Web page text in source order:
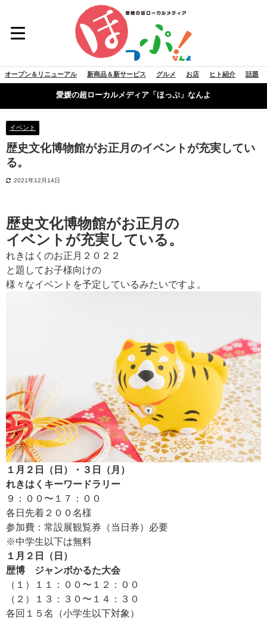
オープン＆リニューアル 新商品＆新サービス グルメ お店 ヒト紹介 話題
愛媛の超ローカルメディア「ほっぷ」なんよ
イベント
歴史文化博物館がお正月のイベントが充実してい
る。
2021年12月14日
歴史文化博物館がお正月の
イベントが充実している。
れきはくのお正月２０２２
と題してお子様向けの
様々なイベントを予定しているみたいですよ。
１月２日（日）・３日（月）
れきはくキーワードラリー
９：００〜１７：００
各日先着２００名様
参加費：常設展観覧券（当日券）必要
※中学生以下は無料
１月２日（日）
歴博 ジャンボかるた大会
（１）１１：００〜１２：００
（２）１３：３０〜１４：３０
各回１５名（小学生以下対象）